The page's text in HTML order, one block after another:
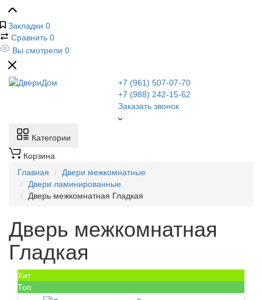
Закладки 0
Сравнить 0
Вы смотрели 0
+7 (961) 507-07-70
+7 (988) 242-15-62
Заказать звонок
Категории
Корзина
Главная
Двери межкомнатные
Двери ламинированные
Дверь межкомнатная Гладкая
Дверь межкомнатная
Гладкая
Хит
Топ